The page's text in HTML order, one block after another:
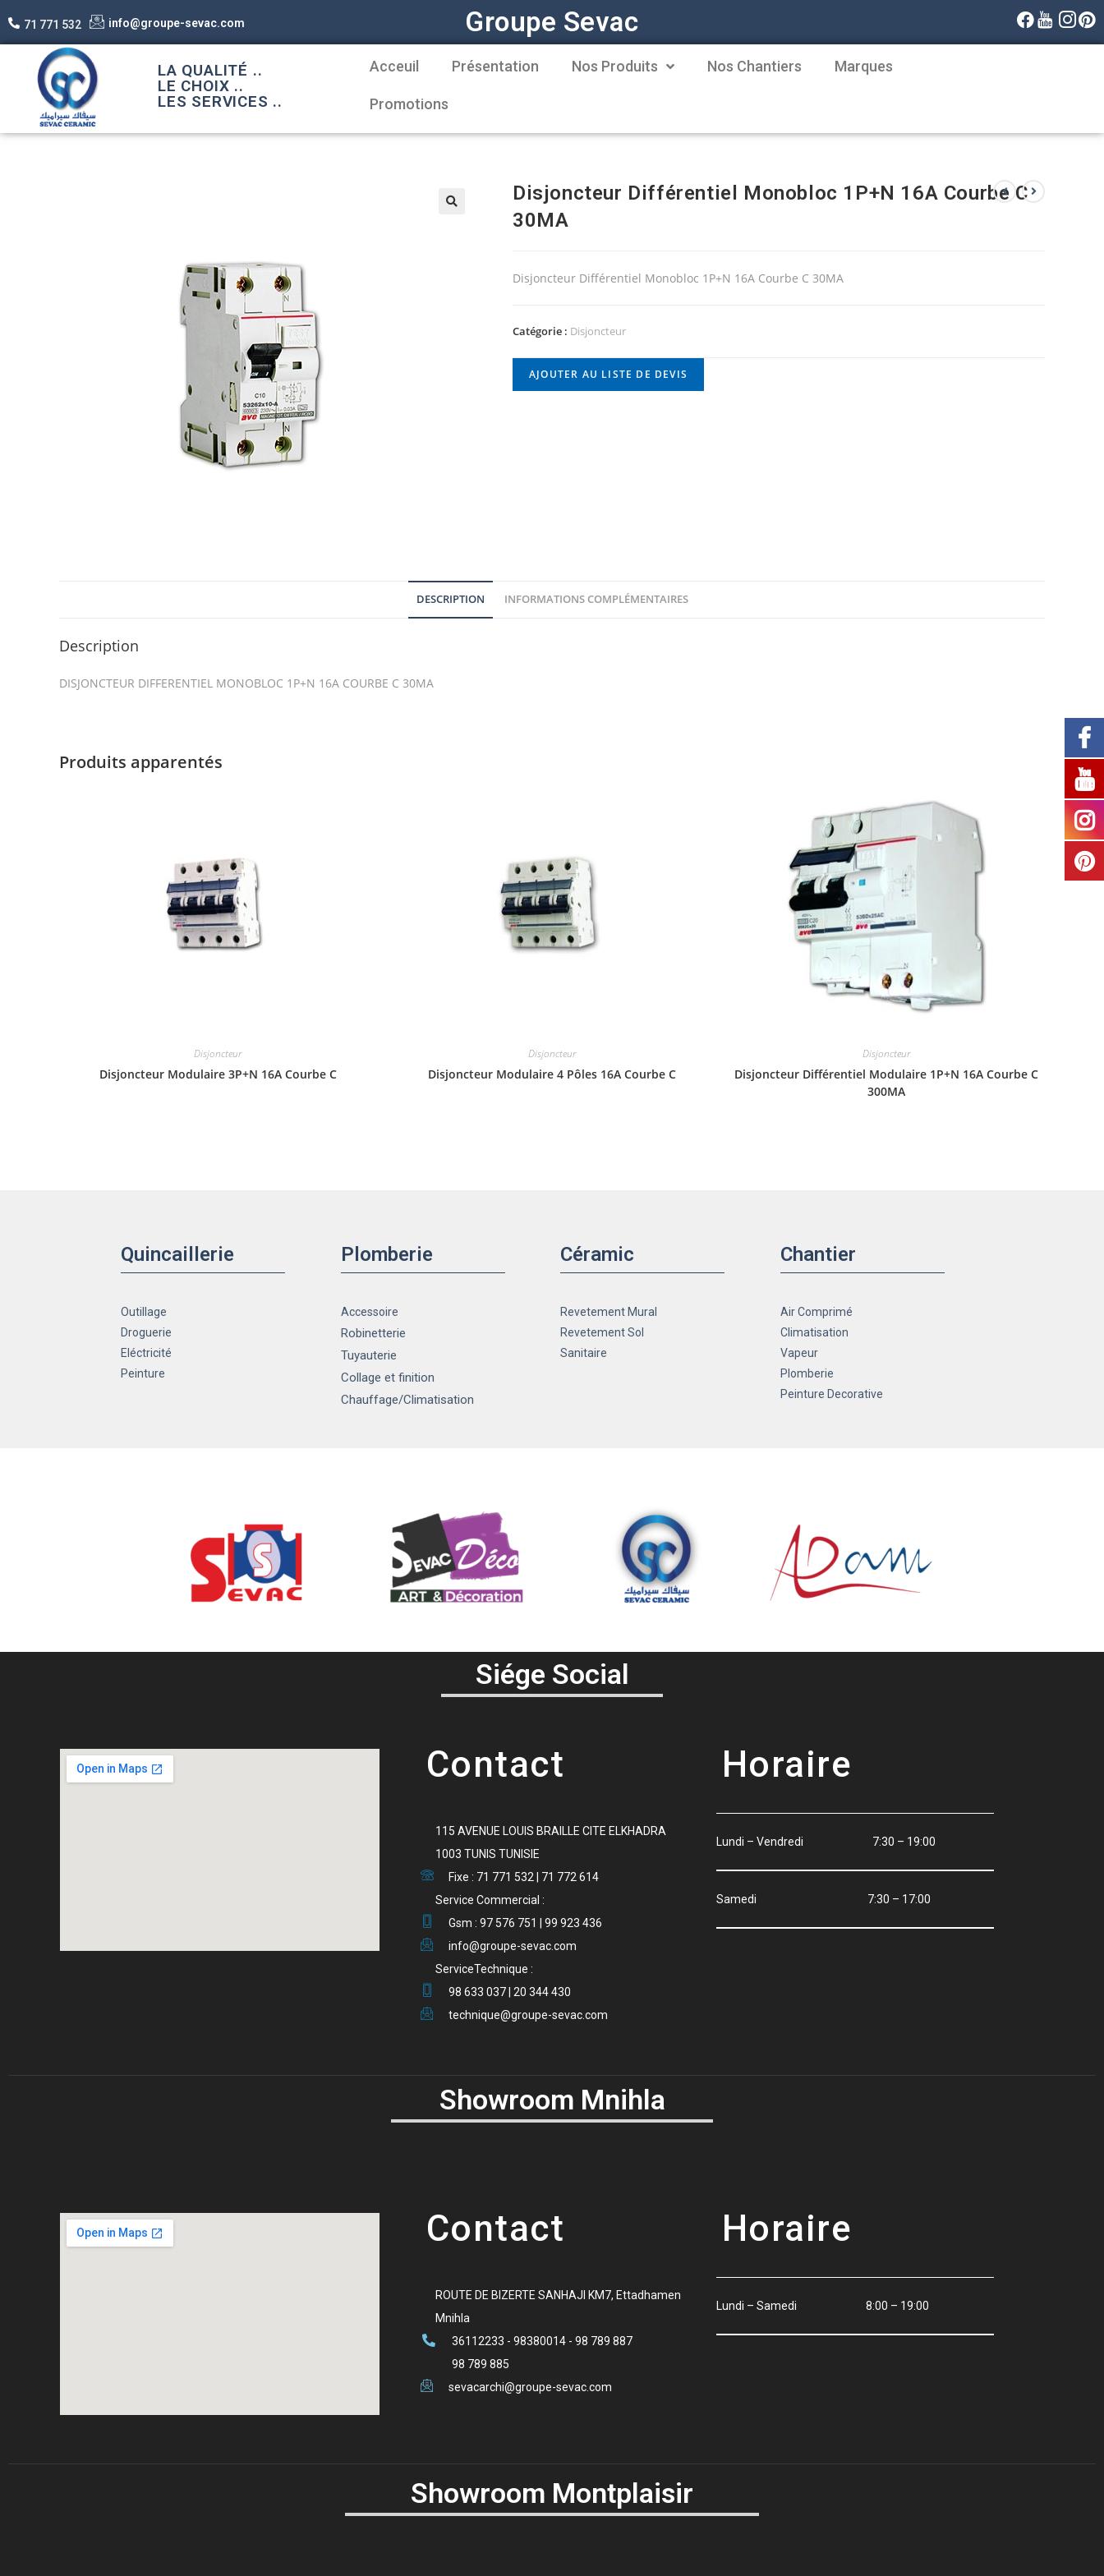
71 771 532 info@groupe-sevac.com Groupe Sevac
LA QUALITÉ ..
LE CHOIX ..
LES SERVICES ..
Acceuil Présentation Nos Produits Nos Chantiers Marques
Promotions
Disjoncteur Différentiel Monobloc 1P+N 16A Courbe C
30MA
Disjoncteur Différentiel Monobloc 1P+N 16A Courbe C 30MA
Catégorie : Disjoncteur
AJOUTER AU LISTE DE DEVIS
DESCRIPTION INFORMATIONS COMPLÉMENTAIRES
Description
DISJONCTEUR DIFFERENTIEL MONOBLOC 1P+N 16A COURBE C 30MA
Produits apparentés
Disjoncteur
Disjoncteur Modulaire 3P+N 16A Courbe C
Disjoncteur
Disjoncteur Modulaire 4 Pôles 16A Courbe C
Disjoncteur
Disjoncteur Différentiel Modulaire 1P+N 16A Courbe C
300MA
Quincaillerie
Outillage
Droguerie
Eléctricité
Peinture
Plomberie
Accessoire
Robinetterie
Tuyauterie
Collage et finition
Chauffage/Climatisation
Céramic
Revetement Mural
Revetement Sol
Sanitaire
Chantier
Air Comprimé
Climatisation
Vapeur
Plomberie
Peinture Decorative
Siége Social
Contact
115 AVENUE LOUIS BRAILLE CITE ELKHADRA
1003 TUNIS TUNISIE
Fixe : 71 771 532 | 71 772 614
Service Commercial :
Gsm : 97 576 751 | 99 923 436
info@groupe-sevac.com
ServiceTechnique :
98 633 037 | 20 344 430
technique@groupe-sevac.com
Horaire
Lundi – Vendredi 7:30 – 19:00
Samedi 7:30 – 17:00
Showroom Mnihla
Contact
ROUTE DE BIZERTE SANHAJI KM7, Ettadhamen
Mnihla
36112233 - 98380014 - 98 789 887
98 789 885
sevacarchi@groupe-sevac.com
Horaire
Lundi – Samedi 8:00 – 19:00
Showroom Montplaisir